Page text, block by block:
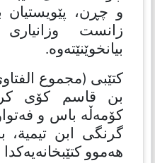
و چڕن، پێویستیان
زانست
بیانخوێنێتەوە.
كتێبی (مجموع
بن قاسم كۆی
كۆمەڵە باس و
گرنگی ابن تیمیة،
هەموو